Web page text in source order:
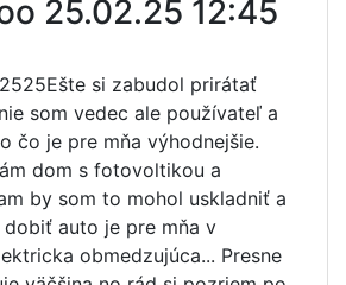
25.02.25 12:45
Ešte si zabudol prirátať
som vedec ale používateľ a
čo je pre mňa výhodnejšie.
dom s fotovoltikou a
by som to mohol uskladniť a
dobiť auto je pre mňa v
obmedzujúca... Presne